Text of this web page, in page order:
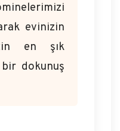
evinizin
en şık
dokunuş